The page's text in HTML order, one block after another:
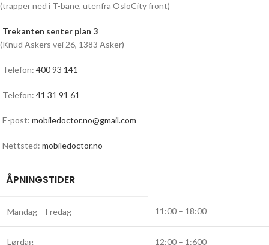
(trapper ned i T-bane, utenfra OsloCity front)
Trekanten senter plan 3
(Knud Askers vei 26, 1383 Asker)
Telefon: 400 93 141
Telefon: 41 31 91 61
E-post: mobiledoctor.no@gmail.com
Nettsted: mobiledoctor.no
ÅPNINGSTIDER
Mandag – Fredag 11:00 – 18:00
Lørdag 12:00 – 1:600